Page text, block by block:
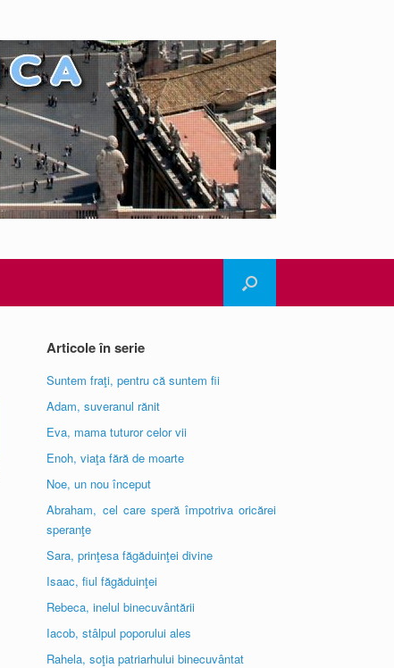
Articole în serie
Suntem fraţi, pentru că suntem fii
Adam, suveranul rănit
Eva, mama tuturor celor vii
Enoh, viaţa fără de moarte
Noe, un nou început
Abraham, cel care speră împotriva oricărei
speranţe
Sara, prinţesa făgăduinţei divine
Isaac, fiul făgăduinţei
Rebeca, inelul binecuvântării
Iacob, stâlpul poporului ales
Rahela, soţia patriarhului binecuvântat